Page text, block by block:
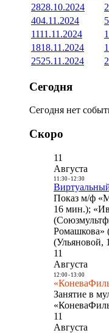
2828.10.2024
404.11.2024 5
1111.11.2024
1818.11.2024
2525.11.2024
Сегодня
Сегодня нет
Скоро
11
Августа
11:30- 12:30
Показ м/ф
16 мин.);
Ромашкова»
(Ульяновой,
11
Августа
12:00- 13:00
Занятие в
11
Августа